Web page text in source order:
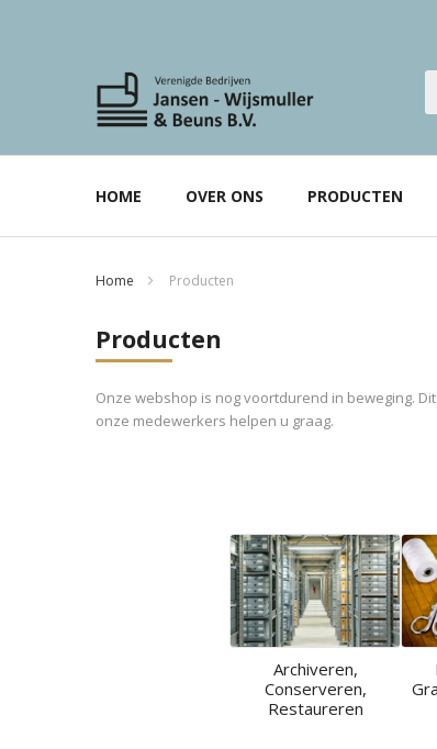
HOME OVER ONS PRODUCTEN
Home Producten
Producten
Onze webshop is nog voortdurend in beweging.
onze medewerkers helpen u graag.
Archiveren,
Conserveren,
Restaureren